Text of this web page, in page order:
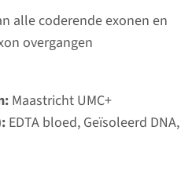
alle coderende exonen en
overgangen
Maastricht UMC+
EDTA bloed, Geïsoleerd DNA,
¹
/ Gerichte analyse: 4